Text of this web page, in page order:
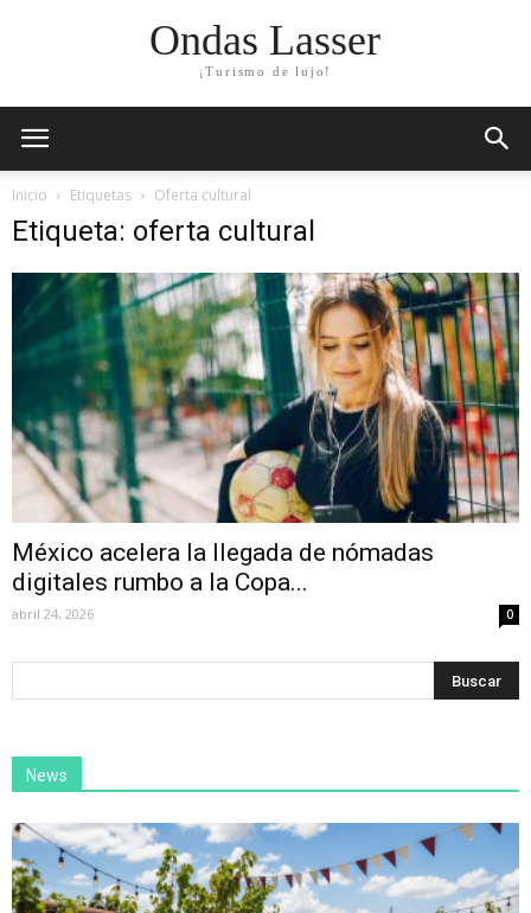
Ondas Lasser
¡Turismo de lujo!
Inicio Etiquetas Oferta cultural
Etiqueta: oferta cultural
México acelera la llegada de nómadas
digitales rumbo a la Copa...
abril 24, 2026 0
News